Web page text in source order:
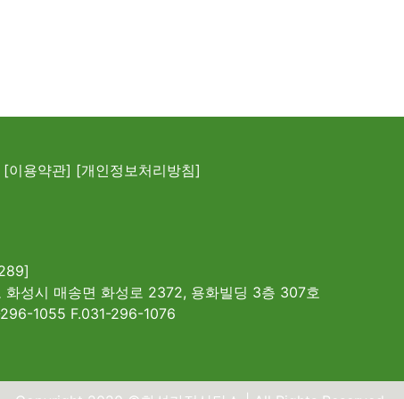
[이용약관] [개인정보처리방침]
화성시 매송면 화성로 2372, 용화빌딩 3층 307호
1055 F.031-296-1076